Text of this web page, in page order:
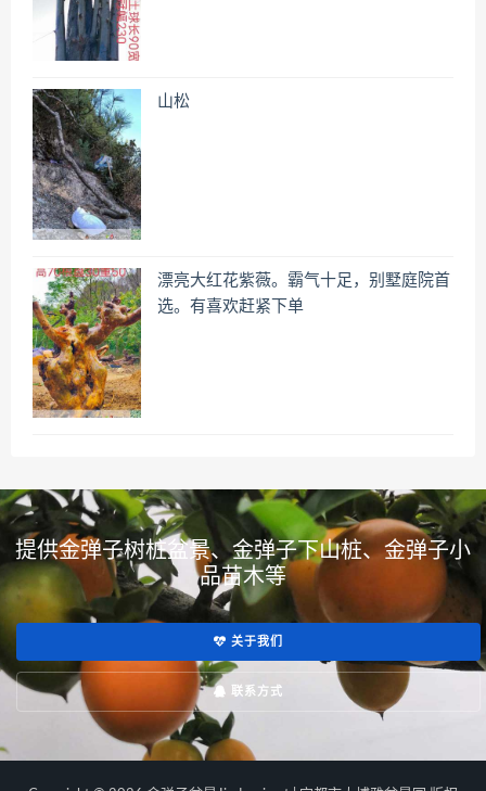
山松
漂亮大红花紫薇。霸气十足，别墅庭院首
选。有喜欢赶紧下单
提供金弹子树桩盆景、金弹子下山桩、金弹子小
品苗木等
关于我们
联系方式